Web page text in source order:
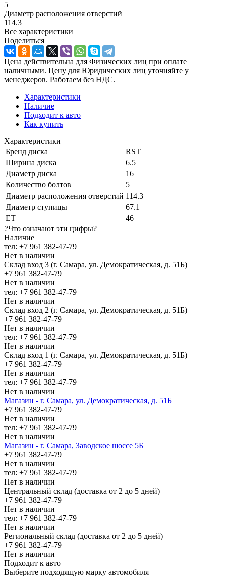
5
Диаметр расположения отверстий
114.3
Все характеристики
Поделиться
Цена действительна для Физических лиц при оплате
наличными. Цену для Юридических лиц уточняйте у
менеджеров. Работаем без НДС.
Характеристики
Наличие
Подходит к авто
Как купить
Характеристики
Бренд диска
RST
Ширина диска
6.5
Диаметр диска
16
Количество болтов
5
Диаметр расположения отверстий 114.3
Диаметр ступицы
67.1
ЕТ
46
?Что означают эти цифры?
Наличие
тел: +7 961 382-47-79
Нет в наличии
Склад вход 3 (г. Самара, ул. Демократическая, д. 51Б)
+7 961 382-47-79
Нет в наличии
тел: +7 961 382-47-79
Нет в наличии
Склад вход 2 (г. Самара, ул. Демократическая, д. 51Б)
+7 961 382-47-79
Нет в наличии
тел: +7 961 382-47-79
Нет в наличии
Склад вход 1 (г. Самара, ул. Демократическая, д. 51Б)
+7 961 382-47-79
Нет в наличии
тел: +7 961 382-47-79
Нет в наличии
Магазин - г. Самара, ул. Демократическая, д. 51Б
+7 961 382-47-79
Нет в наличии
тел: +7 961 382-47-79
Нет в наличии
Магазин - г. Самара, Заводское шоссе 5Б
+7 961 382-47-79
Нет в наличии
тел: +7 961 382-47-79
Нет в наличии
Центральный склад (доставка от 2 до 5 дней)
+7 961 382-47-79
Нет в наличии
тел: +7 961 382-47-79
Нет в наличии
Региональный склад (доставка от 2 до 5 дней)
+7 961 382-47-79
Нет в наличии
Подходит к авто
Выберите подходящую марку автомобиля